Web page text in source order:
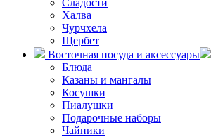
Сладости
Халва
Чурчхела
Щербет
Восточная посуда и аксессуары
Блюда
Казаны и мангалы
Косушки
Пиалушки
Подарочные наборы
Чайники